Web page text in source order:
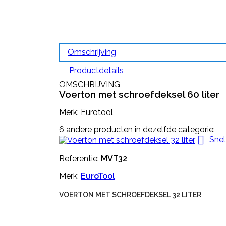
Omschrijving
Productdetails
OMSCHRIJVING
Voerton met schroefdeksel 60 liter
Merk: Eurotool
6 andere producten in dezelfde categorie:

Referentie: MVT32
Merk: EuroTool
VOERTON MET SCHROEFDEKSEL 32 LITER